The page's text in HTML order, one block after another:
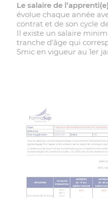
Le salaire de l’apprenti(e)
évolue chaque année
contrat et de son cycle
Il existe un salaire
tranche d’âge qui
Smic en vigueur au 1er